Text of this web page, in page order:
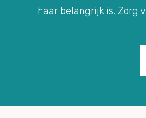
haar belangrijk is. Zorg